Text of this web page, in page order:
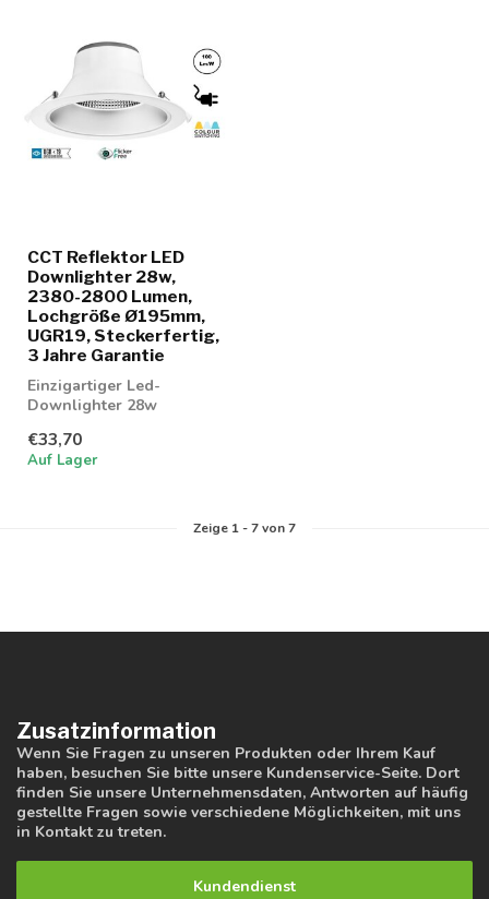
CCT Reflektor LED
Downlighter 28w,
2380-2800 Lumen,
Lochgröße Ø195mm,
UGR19, Steckerfertig,
3 Jahre Garantie
Einzigartiger Led-
Downlighter 28w
Lichtfarben; 3000K, 4000K
und...
€33,70
Auf Lager
Zeige 1-7von 7
Zusatzinformation
Wenn Sie Fragen zu unseren Produkten oder Ihrem Kauf
haben, besuchen Sie bitte unsere Kundenservice-Seite. Dort
finden Sie unsere Unternehmensdaten, Antworten auf häufig
gestellte Fragen sowie verschiedene Möglichkeiten, mit uns
in Kontakt zu treten.
Kundendienst